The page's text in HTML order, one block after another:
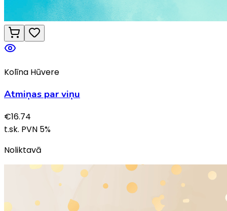
Kolīna Hūvere
Atmiņas par viņu
€16.74
t.sk. PVN 5%
Noliktavā